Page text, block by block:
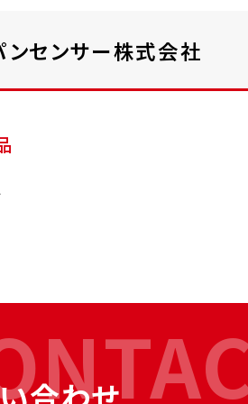
ンセンサー株式会社